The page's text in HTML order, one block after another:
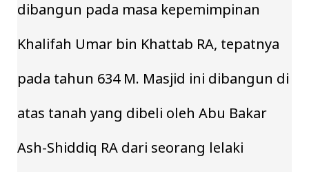
dibangun pada masa kepemimpinan
Khalifah Umar bin Khattab RA, tepatnya
pada tahun 634 M. Masjid ini dibangun di
atas tanah yang dibeli oleh Abu Bakar
Ash-Shiddiq RA dari seorang lelaki